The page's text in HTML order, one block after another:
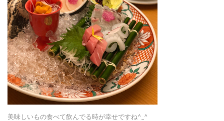
美味しいもの食べて飲んでる時が幸せですね^_^